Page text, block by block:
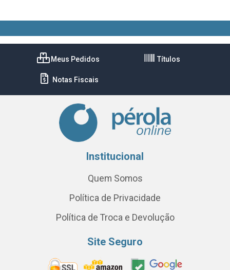
Meus Pedidos Títulos
Notas Fiscais
Institucional
Quem Somos
Política de Privacidade
Política de Troca e Devolução
Site Seguro